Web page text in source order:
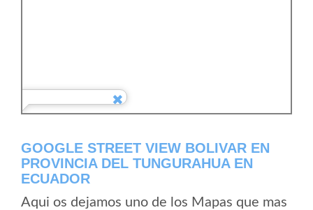
GOOGLE STREET VIEW BOLIVAR EN
PROVINCIA DEL TUNGURAHUA EN
ECUADOR
Aqui os dejamos uno de los Mapas que mas